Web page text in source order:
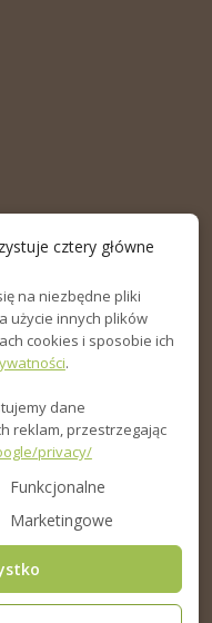
cztery główne
na niezbędne pliki
użycie innych plików
cookies i sposobie ich
.
dane
reklam, przestrzegając
privacy/
Funkcjonalne
Marketingowe